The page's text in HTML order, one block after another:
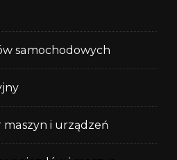
samochodowych
i urządzeń